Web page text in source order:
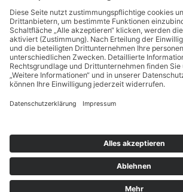
IMPRESSUM
DATENSCHUTZ
AGB
COOKIE-EINSTELLUNGEN